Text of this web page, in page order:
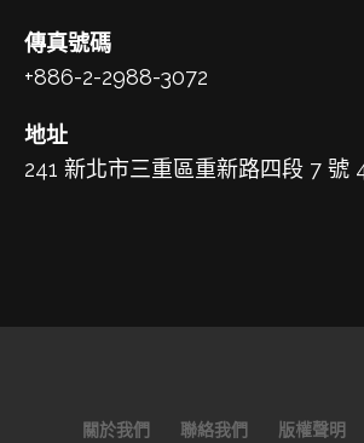
傳真號碼
+886-2-2988-3072
地址
241 新北市三重區重新路四段 7 號
關於我們 聯絡我們 版權聲明